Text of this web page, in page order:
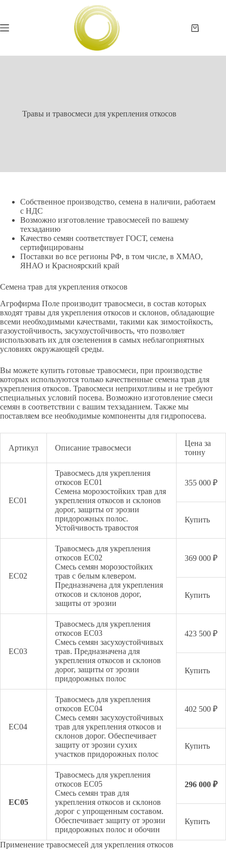
Корзина
Травы и травосмеси для укрепления откосов
Собственное производство, семена в наличии, работаем
с НДС
Возможно изготовление травосмесей по вашему
техзаданию
Качество семян соответствует ГОСТ, семена
сертифицированы
Поставки во все регионы РФ, в том числе, в ХМАО,
ЯНАО и Красноярский край
Семена трав для укрепления откосов
Агрофирма Поле производит травосмеси, в состав которых
входят травы для укрепления откосов и склонов, обладающие
всеми необходимыми качествами, такими как зимостойкость,
газоустойчивость, засухоустойчивость, что позволяет
использовать их для озеленения в самых неблагоприятных
условиях окружающей среды.
Вы можете купить готовые травосмеси, при производстве
которых используются только качественные семена трав для
укрепления откосов. Травосмеси неприхотливы и не требуют
специальных условий посева. Возможно изготовление смеси
семян в соответствии с вашим техзаданием. Также мы
поставляем все необходимые компоненты для гидропосева.
Артикул Описание травосмеси
Цена за
тонну
EC01
Травосмесь для укрепления
откосов EC01
Семена морозостойких трав для
укрепления откосов и склонов
дорог, защиты от эрозии
придорожных полос.
Устойчивость травостоя
355 000 ₽
Купить
EC02
Травосмесь для укрепления
откосов EC02
Смесь семян морозостойких
трав с белым клевером.
Предназначена для укрепления
откосов и склонов дорог,
защиты от эрозии
369 000 ₽
Купить
EC03
Травосмесь для укрепления
откосов EC03
Смесь семян засухоустойчивых
трав. Предназначена для
укрепления откосов и склонов
дорог, защиты от эрозии
придорожных полос
423 500 ₽
Купить
EC04
Травосмесь для укрепления
откосов EC04
Смесь семян засухоустойчивых
трав для укрепления откосов и
склонов дорог. Обеспечивает
защиту от эрозии сухих
участков придорожных полос
402 500 ₽
Купить
EC05
Травосмесь для укрепления
откосов EC05
Смесь семян трав для
укрепления откосов и склонов
дорог с упрощенным составом.
Обеспечивает защиту от эрозии
придорожных полос и обочин
296 000 ₽
Купить
Применение травосмесей для укрепления откосов